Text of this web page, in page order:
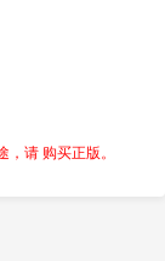
请 购买正版。